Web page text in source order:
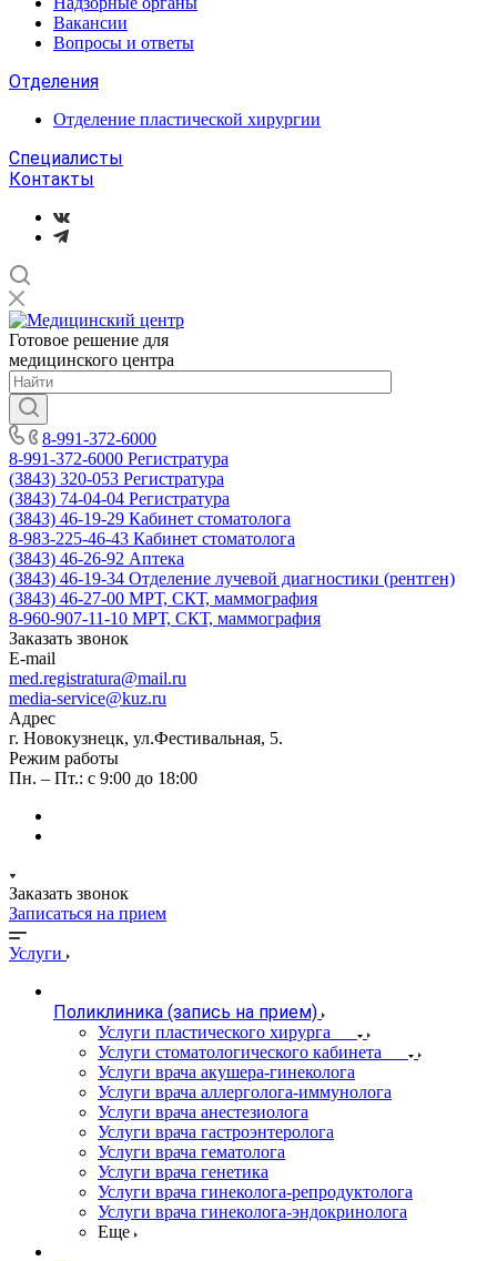
Вакансии
Вопросы и ответы
Отделения
Отделение пластической хирургии
Специалисты
Контакты
Готовое решение для
медицинского центра
8-991-372-6000
8-991-372-6000 Регистратура
(3843) 320-053 Регистратура
(3843) 74-04-04 Регистратура
(3843) 46-19-29 Кабинет стоматолога
8-983-225-46-43 Кабинет стоматолога
(3843) 46-26-92 Аптека
(3843) 46-19-34 Отделение лучевой диагностики (рентген)
(3843) 46-27-00 МРТ, СКТ, маммография
8-960-907-11-10 МРТ, СКТ, маммография
Заказать звонок
E-mail
med.registratura@mail.ru
media-service@kuz.ru
Адрес
г. Новокузнецк, ул.Фестивальная, 5.
Режим работы
Пн. – Пт.: с 9:00 до 18:00
Заказать звонок
Записаться на прием
Услуги
Поликлиника (запись на прием)
Услуги пластического хирурга
Услуги стоматологического кабинета
Услуги врача акушера-гинеколога
Услуги врача аллерголога-иммунолога
Услуги врача анестезиолога
Услуги врача гастроэнтеролога
Услуги врача гематолога
Услуги врача генетика
Услуги врача гинеколога-репродуктолога
Услуги врача гинеколога-эндокринолога
Еще